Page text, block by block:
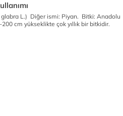
glabra L.) Diğer ismi: Piyan. Bitki: Anadolu
cm yükseklikte çok yıllık bir bitkidir.